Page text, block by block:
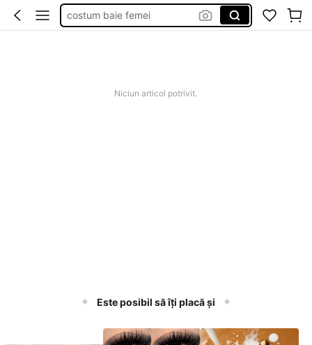
costum baie femei
Niciun articol potrivit.
Este posibil să îți placă și